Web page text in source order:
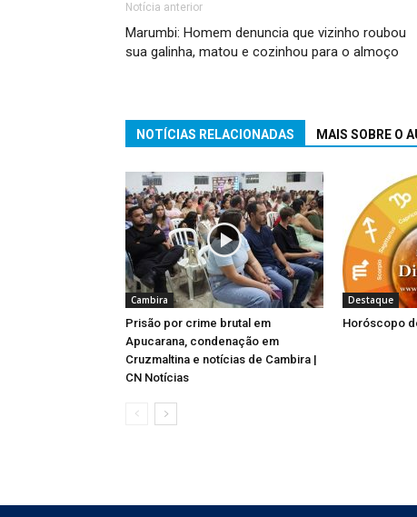
Notícia anterior
Marumbi: Homem denuncia que vizinho roubou
sua galinha, matou e cozinhou para o almoço
NOTÍCIAS RELACIONADAS MAIS SOBRE O
Cambira
Prisão por crime brutal em
Apucarana, condenação em
Cruzmaltina e notícias de Cambira |
CN Notícias
Destaque
Horóscopo